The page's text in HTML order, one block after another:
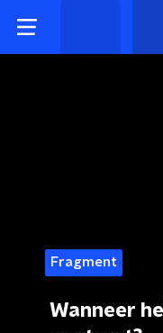
Fragment
Wanneer